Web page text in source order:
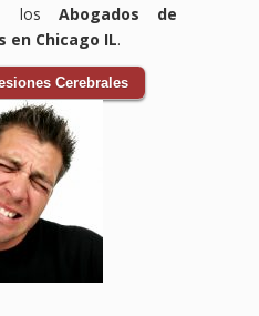
los Abogados de
en Chicago IL.
Cerebrales